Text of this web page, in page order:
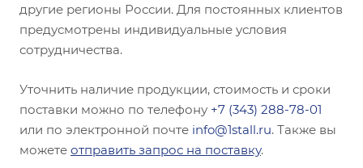
другие регионы России. Для постоянных клиентов
предусмотрены индивидуальные условия
сотрудничества.
Уточнить наличие продукции, стоимость и сроки
поставки можно по телефону +7 (343) 288-78-01
или по электронной почте info@1stall.ru. Также вы
можете отправить запрос на поставку.